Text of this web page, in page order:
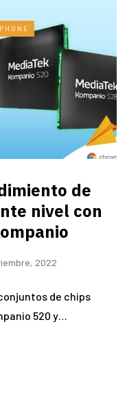
de
nivel con
2022
de chips
520 y…